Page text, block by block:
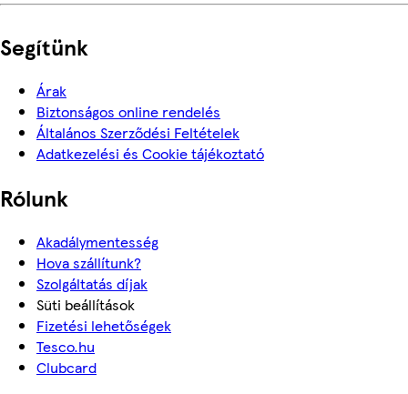
Segítünk
Árak
Biztonságos online rendelés
Általános Szerződési Feltételek
Adatkezelési és Cookie tájékoztató
Rólunk
Akadálymentesség
Hova szállítunk?
Szolgáltatás díjak
Süti beállítások
Fizetési lehetőségek
Tesco.hu
Clubcard